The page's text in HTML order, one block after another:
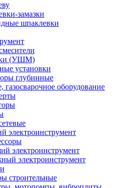
замазки
шпаклевки
(УШМ)
установки
глубинные
газосварочное оборудование
электроинструмент
электроинструмент
электроинструмент
строительные